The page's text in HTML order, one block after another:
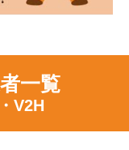
一覧
V2H